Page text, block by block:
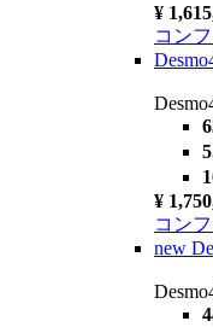
¥
コン
¥
コン
new